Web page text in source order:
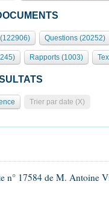
Questions (20252)
Rapports (1003)
Trier par date (X)
n° 17584 de M. Antoine